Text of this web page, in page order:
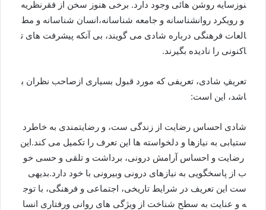
نوزسایه روشن هائی وجود دارد. برخی هنوز سخن از فقرنظریه
و رویکرد روانشناسانه و جامعه شناسانه،انسان شناسانه و مط
العات فرهنگی درباره شادی می گویند، بی آنکه پیشرفت های ت
اکنونی را نادیده بگیرند.
تعریفِ شادی، تعریفی که مورد قبول بسیاری ازصاحب نظران ب
اشد، این است:
شادی احساس رضایت از زندگی ست، و رضایتمندی به خاطرد
ستیابی به نیازها و دلخواسته ها این تعرف را تکمیل می کند.این
رضایت و احساس آرامش درونی، برداشت و تلقی و حسی خو
ب از پاسخگويی به نيازهای درونی وبیرونی با خود دارد.بدیهی
ست این تعریف در شرایط تاریخی، اجتماعی و فرهنگی، با توج
ه و عنایت به سطح شناخت از ویژگی های روانی ورفتاری انسا